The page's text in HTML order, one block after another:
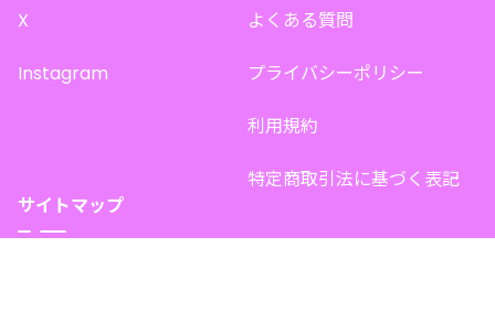
X
Instagram
よくある質問
プライバシーポリシー
利用規約
特定商取引法に基づく表記
サイトマップ